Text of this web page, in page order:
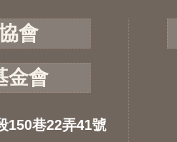
會
金會
150巷22弄41號